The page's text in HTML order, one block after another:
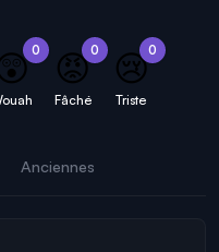
0 0
😡
Fâché
0
😢
Triste
Anciennes